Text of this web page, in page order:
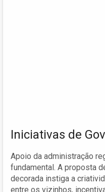
Iniciativas de
Apoio da administração
fundamental. A proposta
decorada instiga a
entre os vizinhos,